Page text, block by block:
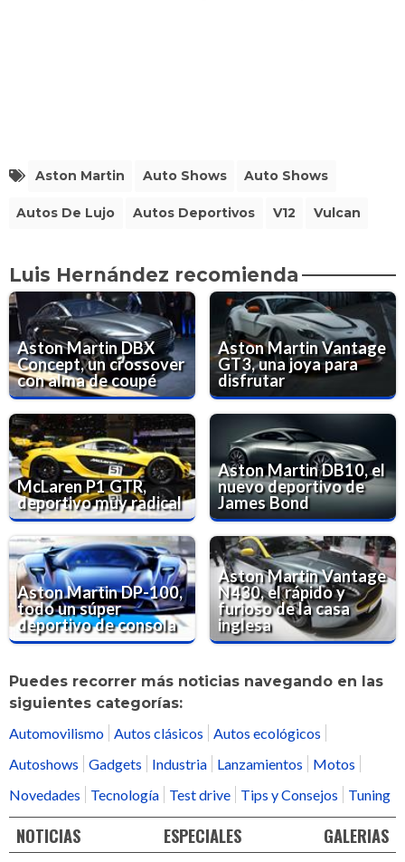
Aston Martin Auto Shows Auto Shows
Autos De Lujo Autos Deportivos V12 Vulcan
Luis Hernández recomienda
Aston Martin DBX
Concept, un crossover
con alma de coupé
Aston Martin Vantage
GT3, una joya para
disfrutar
McLaren P1 GTR,
deportivo muy radical
Aston Martin DB10, el
nuevo deportivo de
James Bond
Aston Martin DP-100,
todo un súper
deportivo de consola
Aston Martin Vantage
N430, el rápido y
furioso de la casa
inglesa
Puedes recorrer más noticias navegando en las
siguientes categorías:
Automovilismo Autos clásicos
Autos ecológicos
Autoshows
Gadgets Industria Lanzamientos
Motos
Novedades
Tecnología Test drive Tips y Consejos Tuning
NOTICIAS ESPECIALES GALERIAS